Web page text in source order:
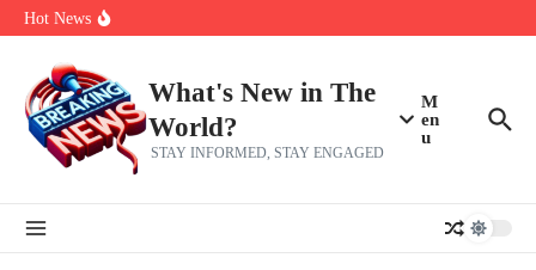
Skip to content
Hot News
After a trade deadline sell-off and a rousing road sweep, the 2026
What's New in The
World?
STAY INFORMED, STAY ENGAGED
M
en
u